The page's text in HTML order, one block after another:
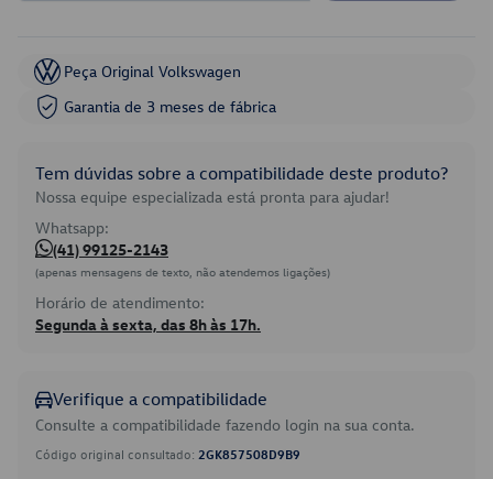
Peça Original Volkswagen
Garantia de 3 meses de fábrica
Tem dúvidas sobre a compatibilidade deste produto?
Nossa equipe especializada está pronta para ajudar!
Whatsapp:
(41) 99125-2143
(apenas mensagens de texto, não atendemos ligações)
Horário de atendimento:
Segunda à sexta, das 8h às 17h.
Verifique a compatibilidade
Consulte a compatibilidade fazendo login na sua conta.
Código original consultado: 2GK857508D9B9